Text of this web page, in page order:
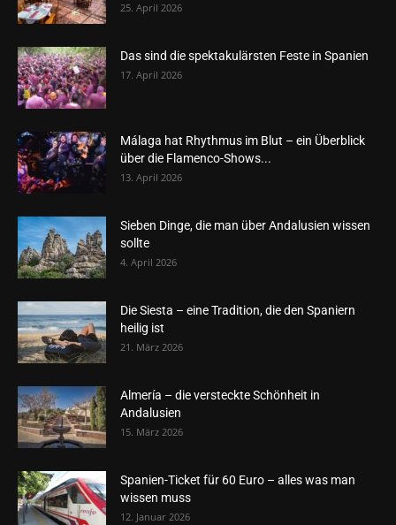
25. April 2026
Das sind die spektakulärsten Feste in Spanien
17. April 2026
Málaga hat Rhythmus im Blut – ein Überblick
über die Flamenco-Shows...
13. April 2026
Sieben Dinge, die man über Andalusien wissen
sollte
4. April 2026
Die Siesta – eine Tradition, die den Spaniern
heilig ist
21. März 2026
Almería – die versteckte Schönheit in
Andalusien
15. März 2026
Spanien-Ticket für 60 Euro – alles was man
wissen muss
12. Januar 2026